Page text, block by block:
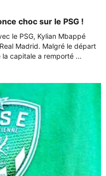
choc sur le PSG !
le PSG, Kylian Mbappé
Madrid. Malgré le départ
la capitale a remporté ...